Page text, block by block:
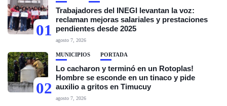
01
Trabajadores del INEGI levantan la voz:
reclaman mejoras salariales y prestaciones
pendientes desde 2025
agosto 7, 2026
02
MUNICIPIOS PORTADA
Lo cacharon y terminó en un Rotoplas!
Hombre se esconde en un tinaco y pide
auxilio a gritos en Timucuy
agosto 7, 2026